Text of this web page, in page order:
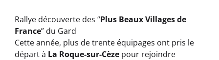
Rallye découverte des “Plus Beaux Villages de
France” du Gard
Cette année, plus de trente équipages ont pris le
départ à La Roque-sur-Cèze pour rejoindre